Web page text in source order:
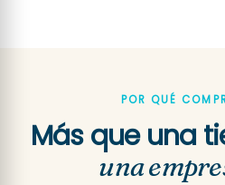
POR QUÉ
Más que una
una